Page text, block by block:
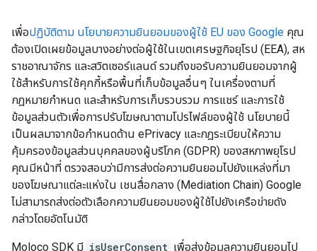
เพื่อปฏิบัติตาม นโยบายความยินยอมของผู้ใช้ EU ของ Google คุณ
ต้องเปิดเผยข้อมูลบางอย่างต่อผู้ใช้ในเขตเศรษฐกิจยุโรป (EEA), สห
ราชอาณาจักร และสวิตเซอร์แลนด์ รวมถึงขอรับความยินยอมจากผู้
ใช้สำหรับการใช้คุกกี้หรือพื้นที่เก็บข้อมูลอื่นๆ ในเครื่องตามที่
กฎหมายกำหนด และสำหรับการเก็บรวบรวม การแชร์ และการใช้
ข้อมูลส่วนตัวเพื่อการปรับโฆษณาตามโปรไฟล์ของผู้ใช้ นโยบายนี้
เป็นผลมาจากข้อกำหนดด้าน ePrivacy และกฎระเบียบให้ความ
คุ้มครองข้อมูลส่วนบุคคลของผู้บริโภค (GDPR) ของสหภาพยุโรป
คุณมีหน้าที่ ตรวจสอบว่ามีการส่งต่อความยินยอมไปยังแหล่งที่มา
ของโฆษณาแต่ละแห่งใน เชนสื่อกลาง (Mediation Chain) Google
ไม่สามารถส่งต่อตัวเลือกความยินยอมของผู้ใช้ไปยังเครือข่ายดัง
กล่าวโดยอัตโนมัติ
Moloco SDK มี isUserConsent เพื่อส่งข้อมูลความยินยอมไป